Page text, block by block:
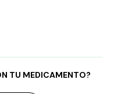
TU MEDICAMENTO?